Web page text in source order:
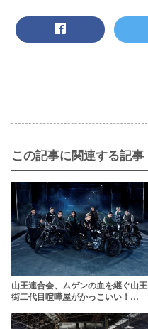
この記事に関連する記事
山王連合会、ムゲンの血を継ぐ山王
街二代目喧嘩屋がかっこいい！